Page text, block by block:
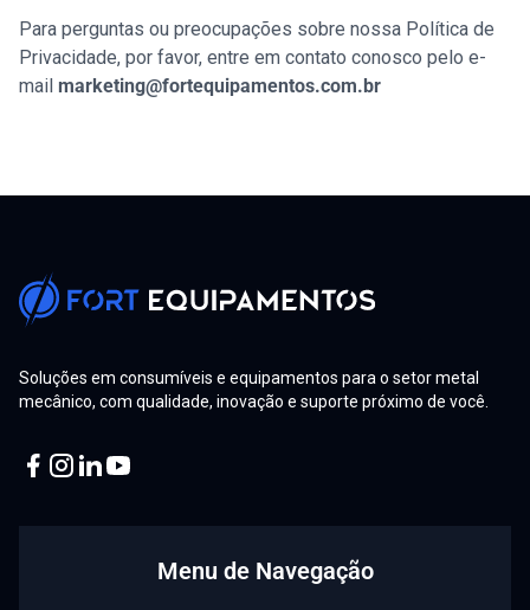
Para perguntas ou preocupações sobre nossa Política de
Privacidade, por favor, entre em contato conosco pelo e-
mail marketing@fortequipamentos.com.br
Soluções em consumíveis e equipamentos para o setor metal
mecânico, com qualidade, inovação e suporte próximo de você.
Menu de Navegação